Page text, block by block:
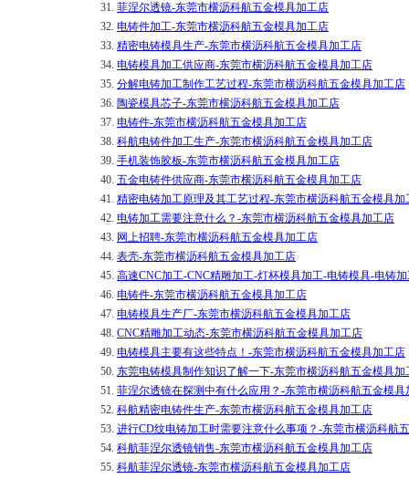
31. 菲涅尔透镜-东莞市横沥科航五金模具加工店
32. 电铸件加工-东莞市横沥科航五金模具加工店
33. 精密电铸模具生产-东莞市横沥科航五金模具加工店
34. 电铸模具加工供应商-东莞市横沥科航五金模具加工店
35. 分解电铸加工制作工艺过程-东莞市横沥科航五金模具加工店
36. 陶瓷模具芯子-东莞市横沥科航五金模具加工店
37. 电铸件-东莞市横沥科航五金模具加工店
38. 科航电铸件加工生产-东莞市横沥科航五金模具加工店
39. 手机装饰胶板-东莞市横沥科航五金模具加工店
40. 五金电铸件供应商-东莞市横沥科航五金模具加工店
41. 精密电铸加工原理及其工艺过程-东莞市横沥科航五金模具加
42. 电铸加工需要注意什么？-东莞市横沥科航五金模具加工店
43. 网上招聘-东莞市横沥科航五金模具加工店
44. 表壳-东莞市横沥科航五金模具加工店
45. 高速CNC加工-CNC精雕加工-灯杯模具加工-电铸模具-电铸
46. 电铸件-东莞市横沥科航五金模具加工店
47. 电铸模具生产厂-东莞市横沥科航五金模具加工店
48. CNC精雕加工动态-东莞市横沥科航五金模具加工店
49. 电铸模具主要有这些特点！-东莞市横沥科航五金模具加工店
50. 东莞电铸模具制作知识了解一下-东莞市横沥科航五金模具加
51. 菲涅尔透镜在探测中有什么应用？-东莞市横沥科航五金模具
52. 科航精密电铸件生产-东莞市横沥科航五金模具加工店
53. 进行CD纹电铸加工时需要注意什么事项？-东莞市横沥科航
54. 科航菲涅尔透镜销售-东莞市横沥科航五金模具加工店
55. 科航菲涅尔透镜-东莞市横沥科航五金模具加工店